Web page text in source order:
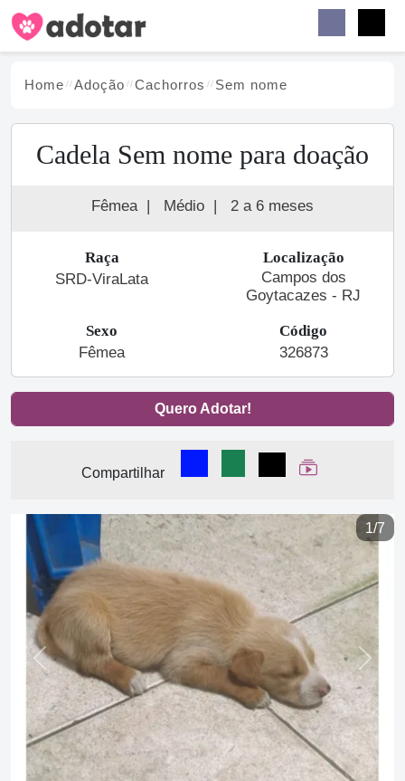
Home Adoção Cachorros Sem nome
Cadela Sem nome para doação
Fêmea | Médio | 2 a 6 meses
Raça
SRD-ViraLata
Localização
Campos dos
Goytacazes - RJ
Sexo
Fêmea
Código
326873
Quero Adotar!
Compartilhar
Compartilhar no Facebook
Compartilhar no
Compartilhar
Ver Web Story
1/7
Previous Next